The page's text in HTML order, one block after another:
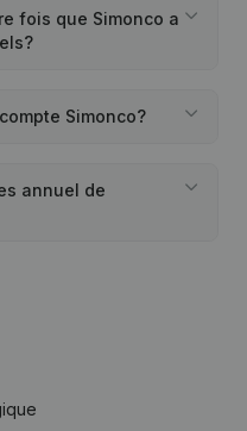
fois que Simonco a
Simonco?
annuel de